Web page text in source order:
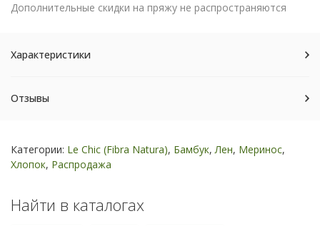
Дополнительные скидки на пряжу не распространяются
Характеристики
Отзывы
Категории: Le Chic (Fibra Natura), Бамбук,Лен, Меринос,
Хлопок, Распродажа
Найти в каталогах